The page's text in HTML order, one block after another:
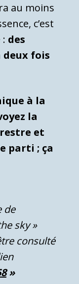
au moins
c’est
des
fois
à la
la
et
parti ; ça
de
sky »
consulté
»